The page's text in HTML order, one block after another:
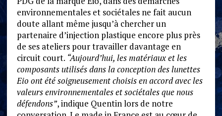
environnementales et sociétales ne fait aucun
doute allant même jusqu’à chercher un
partenaire d’injection plastique encore plus près
de ses ateliers pour travailler davantage en
circuit court. “Aujourd’hui, les matériaux et les
composants utilisés dans la conception des lunettes
Eio ont été soigneusement choisis en accord avec les
valeurs environnementales et sociétales que nous
défendons”, indique Quentin lors de notre